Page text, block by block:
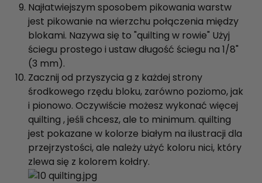
Najłatwiejszym sposobem pikowania warstw
jest pikowanie na wierzchu połączenia między
blokami. Nazywa się to "quilting w rowie" Użyj
ściegu prostego i ustaw długość ściegu na 1/8"
(3 mm).
Zacznij od przyszycia g z każdej strony
środkowego rzędu bloku, zarówno poziomo, jak
i pionowo. Oczywiście możesz wykonać więcej
quilting , jeśli chcesz, ale to minimum. quilting
jest pokazane w kolorze białym na ilustracji dla
przejrzystości, ale należy użyć koloru nici, który
zlewa się z kolorem kołdry.